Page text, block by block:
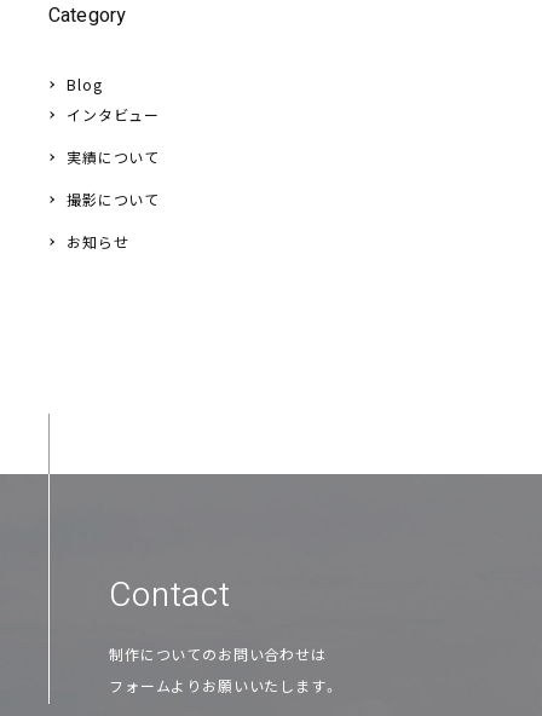
Category
Blog
インタビュー
実績について
撮影について
お知らせ
Contact
制作についてのお問い合わせは
フォームよりお願いいたします。